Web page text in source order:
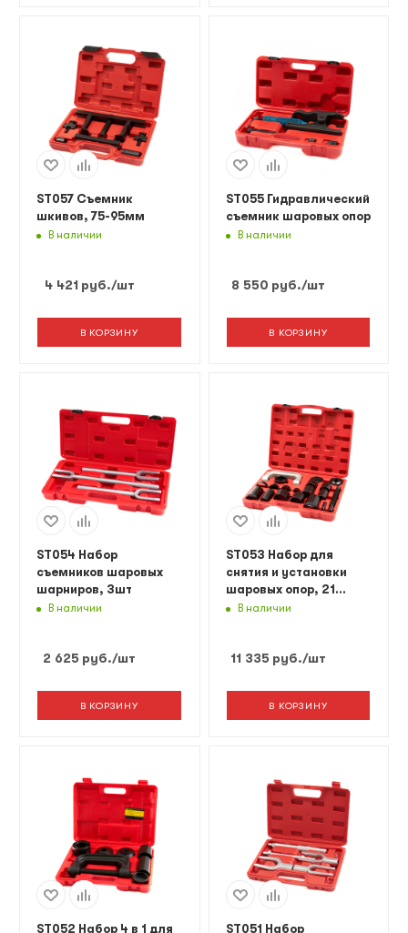
ST057 Съемник
шкивов, 75-95мм
В наличии
4 421 руб./шт
В КОРЗИНУ
ST055 Гидравлический
съемник шаровых опор
В наличии
8 550 руб./шт
В КОРЗИНУ
ST054 Набор
съемников шаровых
шарниров, 3шт
В наличии
2 625 руб./шт
В КОРЗИНУ
ST053 Набор для
снятия и установки
шаровых опор, 21
предмет
В наличии
11 335 руб./шт
В КОРЗИНУ
ST052 Набор 4 в 1 для ST051 Набор